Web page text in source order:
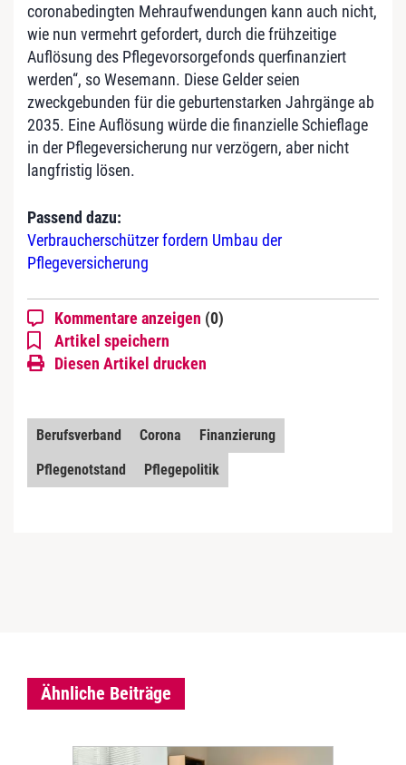
coronabedingten Mehraufwendungen kann auch nicht,
wie nun vermehrt gefordert, durch die frühzeitige
Auflösung des Pflegevorsorgefonds querfinanziert
werden“, so Wesemann. Diese Gelder seien
zweckgebunden für die geburtenstarken Jahrgänge ab
2035. Eine Auflösung würde die finanzielle Schieflage
in der Pflegeversicherung nur verzögern, aber nicht
langfristig lösen.
Passend dazu:
Verbraucherschützer fordern Umbau der
Pflegeversicherung
Kommentare anzeigen (0)
Artikel speichern
Diesen Artikel drucken
Berufsverband Corona
Finanzierung
Pflegenotstand
Pflegepolitik
Ähnliche Beiträge